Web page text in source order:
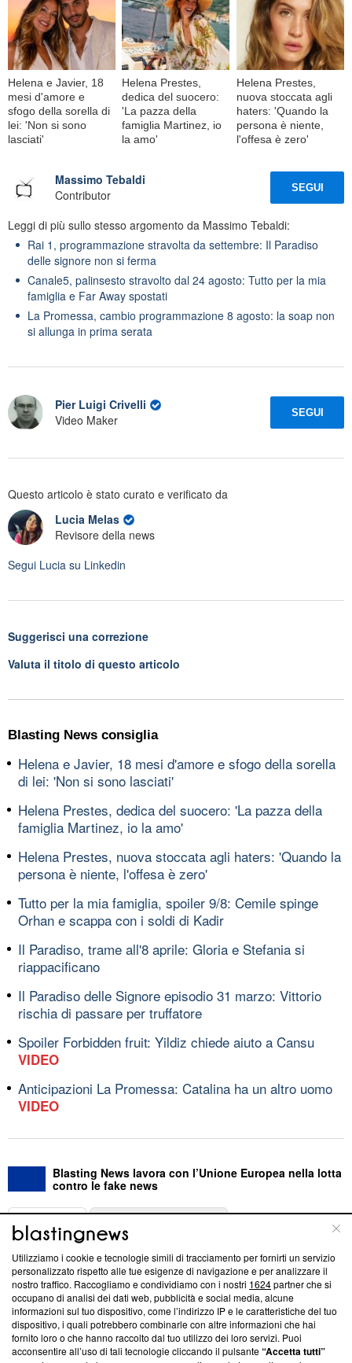
Helena e Javier, 18
mesi d'amore e
sfogo della sorella di
lei: 'Non si sono
lasciati'
Helena Prestes,
dedica del suocero:
'La pazza della
famiglia Martinez, io
la amo'
Helena Prestes,
nuova stoccata agli
haters: 'Quando la
persona è niente,
l'offesa è zero'
Massimo Tebaldi
Contributor
SEGUI
Leggi di più sullo stesso argomento da Massimo Tebaldi:
Rai 1, programmazione stravolta da settembre: Il Paradiso
delle signore non si ferma
Canale5, palinsesto stravolto dal 24 agosto: Tutto per la mia
famiglia e Far Away spostati
La Promessa, cambio programmazione 8 agosto: la soap non
si allunga in prima serata
Pier Luigi Crivelli
Video Maker
SEGUI
Questo articolo è stato curato e verificato da
Lucia Melas
Revisore della news
Segui Lucia su Linkedin
Suggerisci una correzione
Valuta il titolo di questo articolo
Blasting News consiglia
Helena e Javier, 18 mesi d'amore e sfogo della sorella
di lei: 'Non si sono lasciati'
Helena Prestes, dedica del suocero: 'La pazza della
famiglia Martinez, io la amo'
Helena Prestes, nuova stoccata agli haters: 'Quando la
persona è niente, l'offesa è zero'
Tutto per la mia famiglia, spoiler 9/8: Cemile spinge
Orhan e scappa con i soldi di Kadir
Il Paradiso, trame all'8 aprile: Gloria e Stefania si
riappacificano
Il Paradiso delle Signore episodio 31 marzo: Vittorio
rischia di passare per truffatore
Spoiler Forbidden fruit: Yildiz chiede aiuto a Cansu
VIDEO
Anticipazioni La Promessa: Catalina ha un altro uomo
VIDEO
Blasting News lavora con l’Unione Europea nella lotta
contro le fake news
ABOUT
Questa sezione offre informazioni trasparenti su Blasting
News, sui nostri processi editoriali e su come ci impegniamo a
creare news di qualità. Inoltre, afferma la nostra aderenza a
‘Trust Project - News with Integrity’Blasting News non è
ancora membro del programma, ma ha richiesto di farne
parte; Trust Project non ha ancora effettuato una verifica di
Utilizziamo i cookie e tecnologie simili di tracciamento per fornirti un servizio
personalizzato rispetto alle tue esigenze di navigazione e per analizzare il
nostro traffico. Raccogliamo e condividiamo con i nostri 1624partner che si
occupano di analisi dei dati web, pubblicità e social media, alcune
informazioni sul tuo dispositivo, come l’indirizzo IP e le caratteristiche del tuo
dispositivo, i quali potrebbero combinarle con altre informazioni che hai
fornito loro o che hanno raccolto dal tuo utilizzo dei loro servizi. Puoi
acconsentire all’uso di tali tecnologie cliccando il pulsante“Accetta tutti”